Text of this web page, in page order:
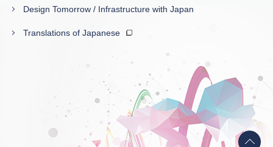
Design Tomorrow / Infrastructure with Japan
Translations of Japanese
Back
to